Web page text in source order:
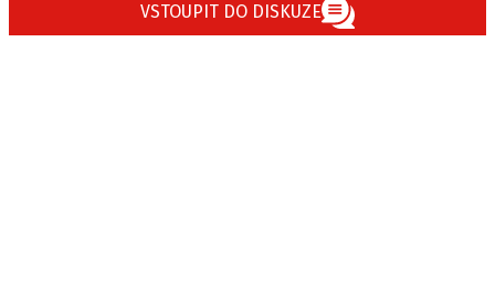
INZERCE
VSTOUPIT DO DISKUZE